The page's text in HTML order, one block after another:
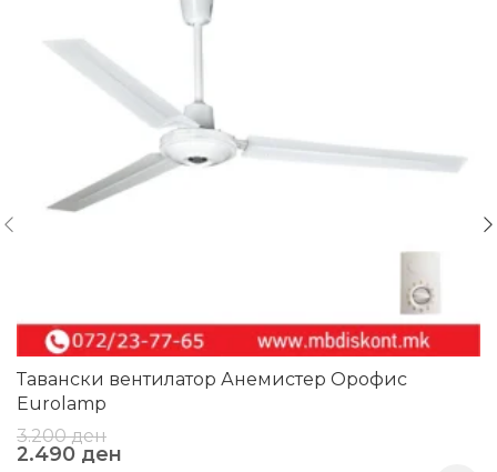
Тавански вентилатор Анемистер Орофис
Eurolamp
3.200ден
2.490 ден